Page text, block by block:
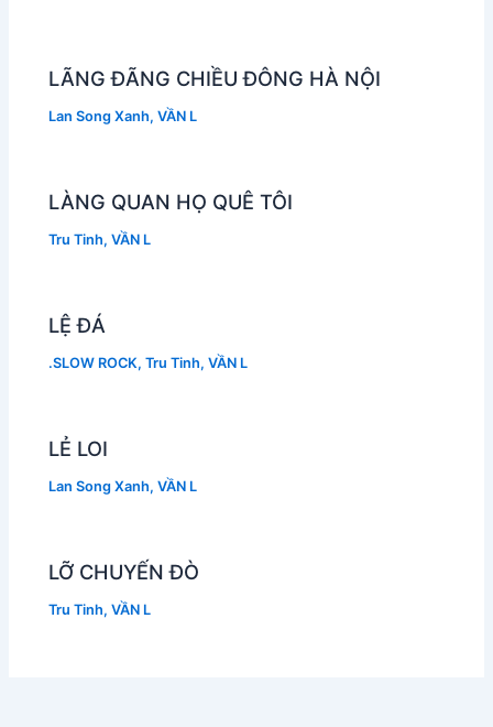
LÃNG ĐÃNG CHIỀU ĐÔNG HÀ NỘI
Lan Song Xanh,VẦN L
LÀNG QUAN HỌ QUÊ TÔI
Tru Tinh,VẦN L
LỆ ĐÁ
.SLOW ROCK,Tru Tinh,VẦN L
LẺ LOI
Lan Song Xanh,VẦN L
LỠ CHUYẾN ĐÒ
Tru Tinh,VẦN L